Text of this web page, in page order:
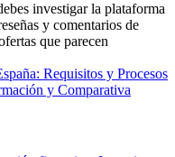
investigar la plataforma
y comentarios de
que parecen
Requisitos y Procesos
y Comparativa